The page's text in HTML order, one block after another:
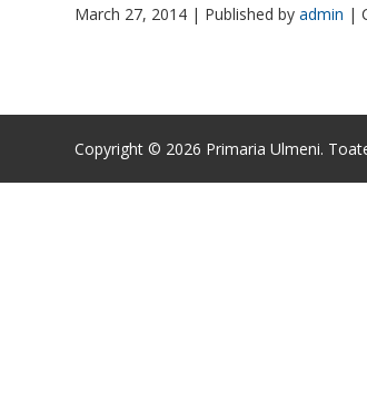
March 27, 2014 | Published by admin |
Copyright © 2026 Primaria Ulmeni.